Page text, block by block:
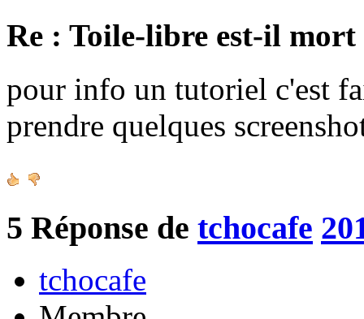
Re : Toile-libre est-il mort
pour info un tutoriel c'est
prendre quelques
5 Réponse de tchocafe
tchocafe